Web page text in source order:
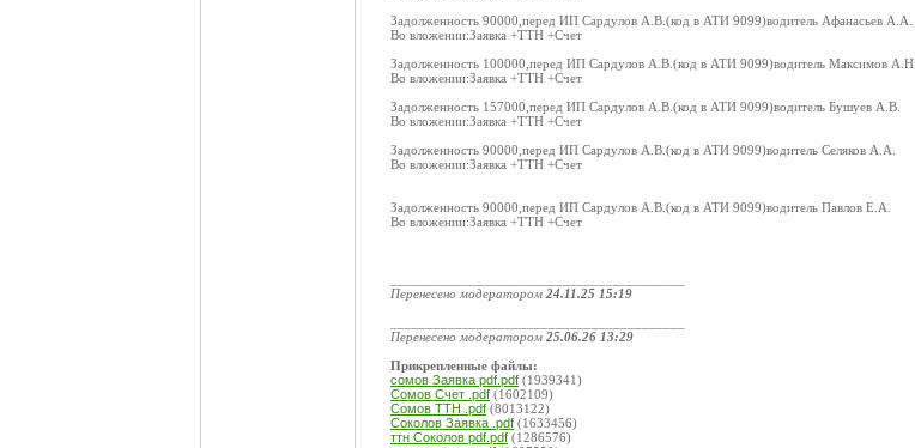
Задолженность 90000,перед ИП Сардулов А.В.(код в АТИ 9099)водитель Афанасьев А.А.
Во вложении:Заявка +ТТН +Счет
Задолженность 100000,перед ИП Сардулов А.В.(код в АТИ 9099)водитель Максимов А.Н.
Во вложении:Заявка +ТТН +Счет
Задолженность 157000,перед ИП Сардулов А.В.(код в АТИ 9099)водитель Бушуев А.В.
Во вложении:Заявка +ТТН +Счет
Задолженность 90000,перед ИП Сардулов А.В.(код в АТИ 9099)водитель Селяков А.А.
Во вложении:Заявка +ТТН +Счет
Задолженность 90000,перед ИП Сардулов А.В.(код в АТИ 9099)водитель Павлов Е.А.
Во вложении:Заявка +ТТН +Счет
Перенесено модератором 24.11.25 15:19
Перенесено модератором 25.06.26 13:29
Прикрепленные файлы:
сомов Заявка pdf.pdf (1939341)
Сомов Счет .pdf (1602109)
Сомов ТТН .pdf (8013122)
Соколов Заявка .pdf (1633456)
ттн Соколов pdf.pdf (1286576)